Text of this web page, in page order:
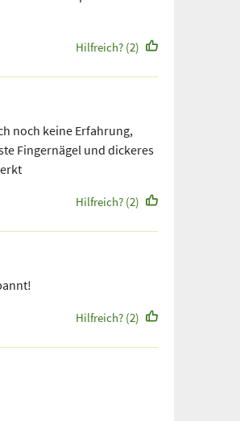
Hilfreich? (2)
noch keine Erfahrung,
Fingernägel und dickeres
Hilfreich? (2)
Hilfreich? (2)